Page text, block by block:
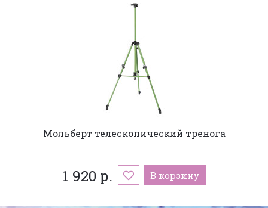
Мольберт телескопический тренога
1 920 р. В корзину